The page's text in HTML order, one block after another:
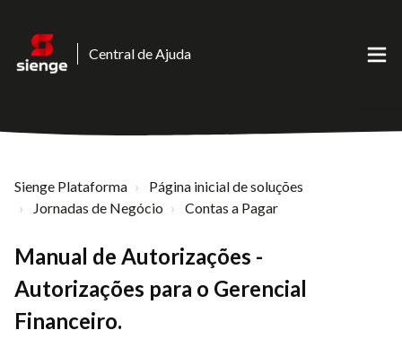
Central de Ajuda
Sienge Plataforma
Página inicial de soluções
Jornadas de Negócio
Contas a Pagar
Manual de Autorizações -
Autorizações para o Gerencial
Financeiro.